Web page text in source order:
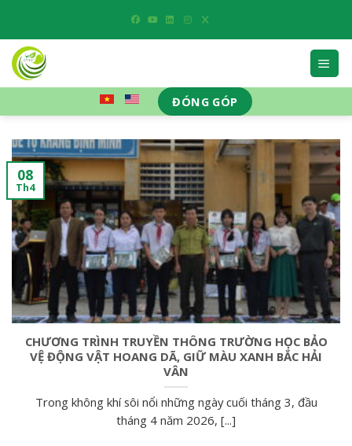
content
ĐÓNG GÓP
CHƯƠNG TRÌNH TRUYỀN THÔNG TRƯỜNG HỌC BẢO
VỆ ĐỘNG VẬT HOANG DÃ, GIỮ MÀU XANH BẮC HẢI
VÂN
Trong không khí sôi nổi những ngày cuối tháng 3, đầu
tháng 4 năm 2026, [...]
08
Th4